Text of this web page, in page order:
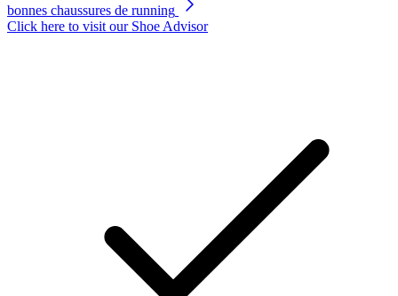
bonnes chaussures de running
Click here to visit our Shoe Advisor